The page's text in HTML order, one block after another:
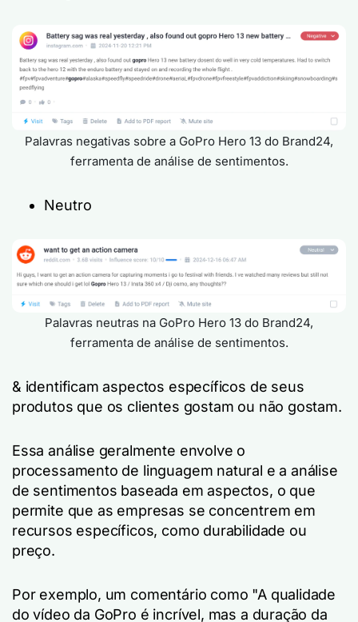
Palavras negativas sobre a GoPro Hero 13 do Brand24,
ferramenta de análise de sentimentos.
Neutro
Palavras neutras na GoPro Hero 13 do Brand24,
ferramenta de análise de sentimentos.
& identificam aspectos específicos de seus
produtos que os clientes gostam ou não gostam.
Essa análise geralmente envolve o
processamento de linguagem natural e a análise
de sentimentos baseada em aspectos, o que
permite que as empresas se concentrem em
recursos específicos, como durabilidade ou
preço.
Por exemplo, um comentário como "A qualidade
do vídeo da GoPro é incrível, mas a duração da